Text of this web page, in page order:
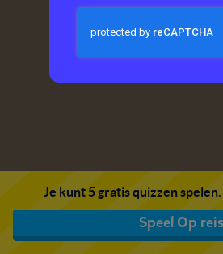
Je kunt 5 gratis quizzen
Speel Op reis